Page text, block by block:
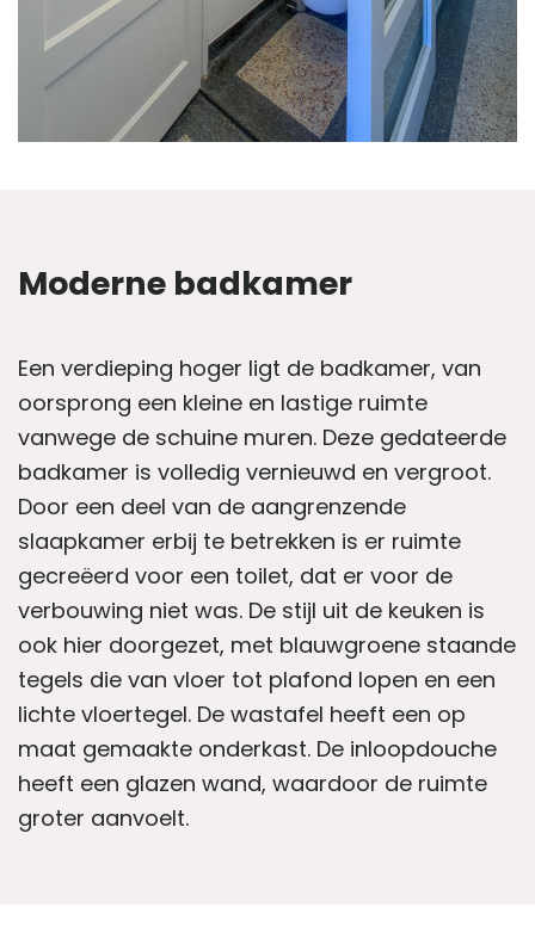
Moderne badkamer
Een verdieping hoger ligt de badkamer, van
oorsprong een kleine en lastige ruimte
vanwege de schuine muren. Deze gedateerde
badkamer is volledig vernieuwd en vergroot.
Door een deel van de aangrenzende
slaapkamer erbij te betrekken is er ruimte
gecreëerd voor een toilet, dat er voor de
verbouwing niet was. De stijl uit de keuken is
ook hier doorgezet, met blauwgroene staande
tegels die van vloer tot plafond lopen en een
lichte vloertegel. De wastafel heeft een op
maat gemaakte onderkast. De inloopdouche
heeft een glazen wand, waardoor de ruimte
groter aanvoelt.